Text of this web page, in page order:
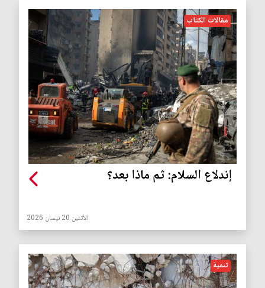
مقالات الكتاب
إندلاع السلام: ثم ماذا بعد؟
الأثنين 20 نيسان 2026
تنمية